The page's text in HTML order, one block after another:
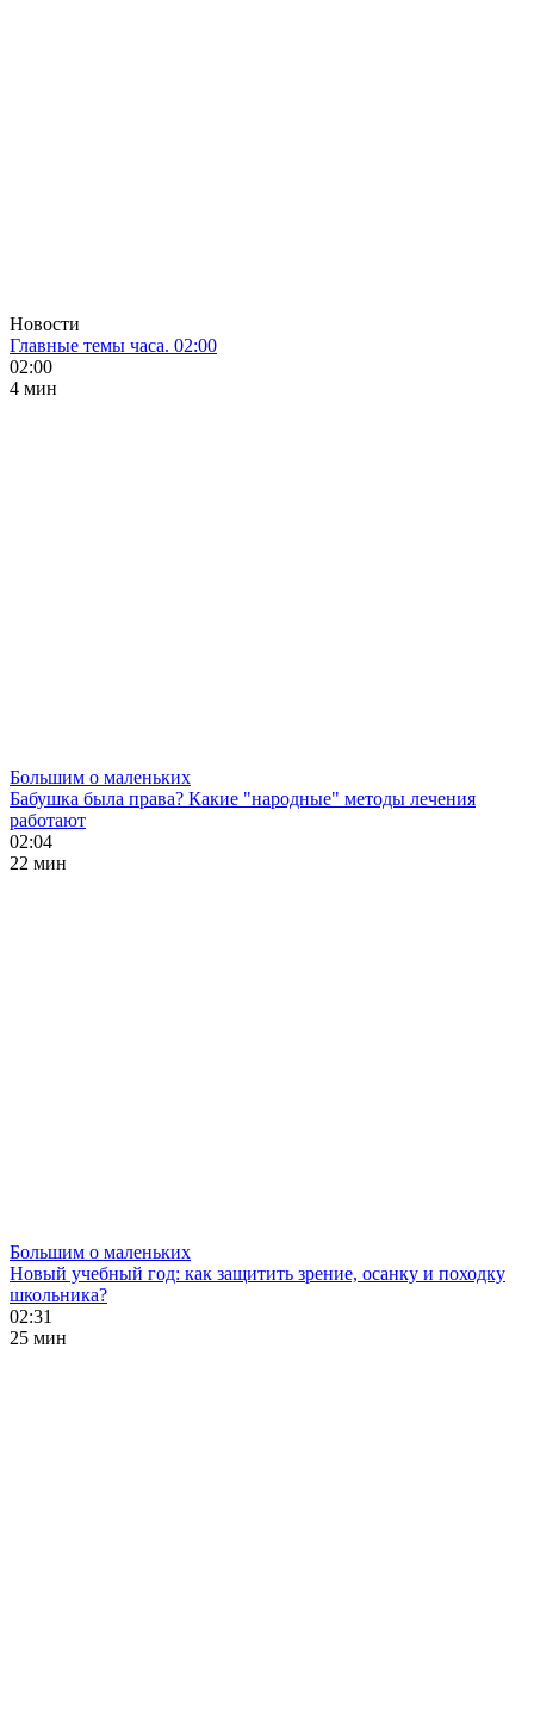
Новости
Главные темы часа. 02:00
02:00
4 мин
Большим о маленьких
Бабушка была права? Какие "народные" методы лечения
работают
02:04
22 мин
Большим о маленьких
Новый учебный год: как защитить зрение, осанку и походку
школьника?
02:31
25 мин